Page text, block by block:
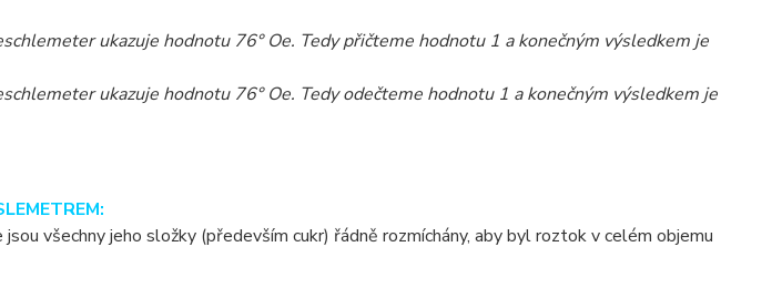
ukazuje hodnotu 76° Oe. Tedy přičteme hodnotu 1 a konečným výsledkem je
ukazuje hodnotu 76° Oe. Tedy odečteme hodnotu 1 a konečným výsledkem je
všechny jeho složky (především cukr) řádně rozmíchány, aby byl roztok v celém objemu